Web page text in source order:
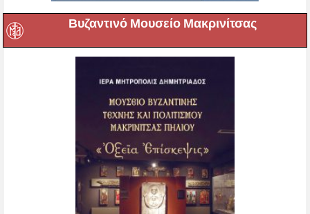
Βυζαντινό Μουσείο Μακρινίτσας